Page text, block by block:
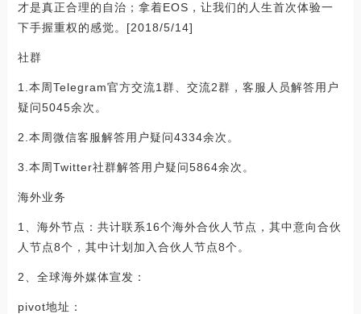
才是真正合理的自治；拿着EOS，让我们的人生首次体验一
下手握重权的感觉。[2018/5/14]
社群
1.本周Telegram官方交流1群、交流2群，客服人员解答用户
疑问5045余次。
2.本周微信客服解答用户疑问4334余次。
3.本周Twitter社群解答用户疑问5864余次。
海外业务
1、海外节点：共计联系16个海外合伙人节点，其中意向合伙
人节点8个，其中计划加入合伙人节点8个。
2、全球海外媒体宣发：
pivot地址：